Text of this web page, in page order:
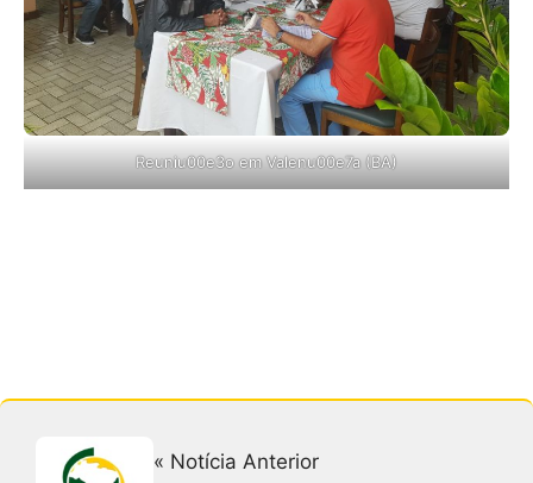
Reuniu00e3o em Valenu00e7a (BA)
« Notícia Anterior